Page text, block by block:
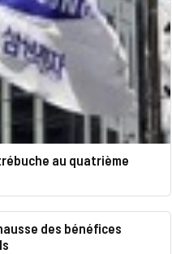
au quatrième
des bénéfices